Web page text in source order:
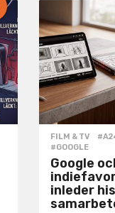
FILM & TV
#GOOGLE
Google
inleder